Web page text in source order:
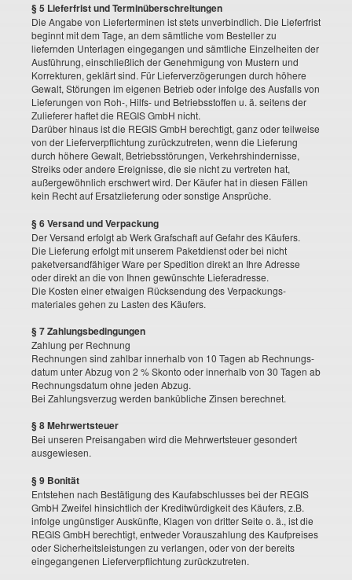
§ 5 Lieferfrist und Terminüberschreitungen
Die Angabe von Lieferterminen ist stets unverbindlich. Die Lieferfrist
beginnt mit dem Tage, an dem sämtliche vom Besteller zu
liefernden Unterlagen eingegangen und sämtliche Einzelheiten der
Ausführung, einschließlich der Genehmigung von Mustern und
Korrekturen, geklärt sind. Für Lieferverzögerungen durch höhere
Gewalt, Störungen im eigenen Betrieb oder infolge des Ausfalls von
Lieferungen von Roh-, Hilfs- und Betriebsstoffen u. ä. seitens der
Zulieferer haftet die REGIS GmbH nicht.
Darüber hinaus ist die REGIS GmbH berechtigt, ganz oder teilweise
von der Lieferverpflichtung zurückzutreten, wenn die Lieferung
durch höhere Gewalt, Betriebsstörungen, Verkehrshindernisse,
Streiks oder andere Ereignisse, die sie nicht zu vertreten hat,
außergewöhnlich erschwert wird. Der Käufer hat in diesen Fällen
kein Recht auf Ersatzlieferung oder sonstige Ansprüche.
§ 6 Versand und Verpackung
Der Versand erfolgt ab Werk Grafschaft auf Gefahr des Käufers.
Die Lieferung erfolgt mit unserem Paketdienst oder bei nicht
paketversandfähiger Ware per Spedition direkt an Ihre Adresse
oder direkt an die von Ihnen gewünschte Lieferadresse.
Die Kosten einer etwaigen Rücksendung des Verpackungs-
materiales gehen zu Lasten des Käufers.
§ 7 Zahlungsbedingungen
Zahlung per Rechnung
Rechnungen sind zahlbar innerhalb von 10 Tagen ab Rechnungs-
datum unter Abzug von 2 % Skonto oder innerhalb von 30 Tagen ab
Rechnungsdatum ohne jeden Abzug.
Bei Zahlungsverzug werden bankübliche Zinsen berechnet.
§ 8 Mehrwertsteuer
Bei unseren Preisangaben wird die Mehrwertsteuer gesondert
ausgewiesen.
§ 9 Bonität
Entstehen nach Bestätigung des Kaufabschlusses bei der REGIS
GmbH Zweifel hinsichtlich der Kreditwürdigkeit des Käufers, z.B.
infolge ungünstiger Auskünfte, Klagen von dritter Seite o. ä., ist die
REGIS GmbH berechtigt, entweder Vorauszahlung des Kaufpreises
oder Sicherheitsleistungen zu verlangen, oder von der bereits
eingegangenen Lieferverpflichtung zurückzutreten.